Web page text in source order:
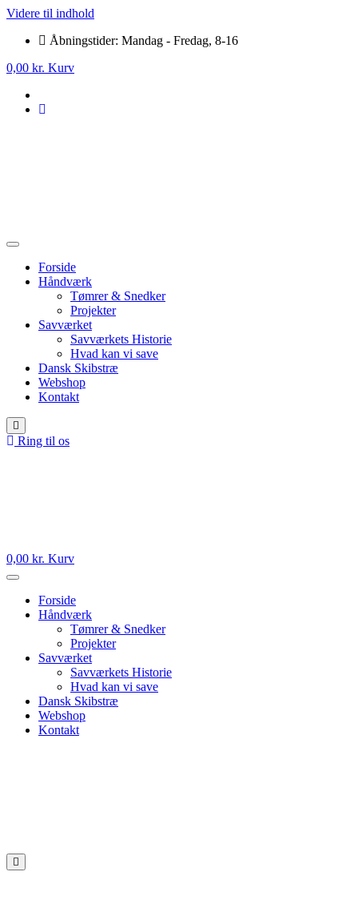
Videre til indhold
Åbningstider: Mandag - Fredag, 8-16
0,00 kr. Kurv
Forside
Håndværk
Tømrer & Snedker
Projekter
Savværket
Savværkets Historie
Hvad kan vi save
Dansk Skibstræ
Webshop
Kontakt
Ring til os
0,00 kr. Kurv
Forside
Håndværk
Tømrer & Snedker
Projekter
Savværket
Savværkets Historie
Hvad kan vi save
Dansk Skibstræ
Webshop
Kontakt